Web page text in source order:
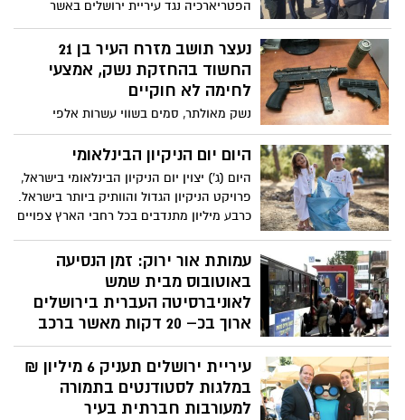
הפטריארכיה נגד עיריית ירושלים באשר
לעסקת מכירת קרקעות הכנסייה בעיר וקבע:
יש לאפשר לעירייה להמשיך בבדיקת העסקה.
ברקת "לא נאפשר שתושבי העיר ייפגעו בשל
עסקאות הנדל"ן ואני שמח שבית המשפט
עמד לימיננו"
נעצר תושב מזרח העיר בן 21
החשוד בהחזקת נשק, אמצעי
לחימה לא חוקיים
נשק מאולתר, סמים בשווי עשרות אלפי
שקלים וכ – 12 אלף ₪ במזומן נתפסו בביתו
של חשוד בפעילות ממוקדת של משטרת
ישראל במזרח י-ם
היום יום הניקיון הבינלאומי
היום (ג') יצוין יום הניקיון הבינלאומי בישראל,
פרויקט הניקיון הגדול והוותיק ביותר בישראל.
כרבע מיליון מתנדבים בכל רחבי הארץ צפויים
טונות של אשפה ופסולת מזיקה
עמותת אור ירוק: זמן הנסיעה
באוטובוס מבית שמש
לאוניברסיטה העברית בירושלים
ארוך בכ– 20 דקות מאשר ברכב
פרטי
בדיקה של עמותת אור ירוק מראה כי
הסטודנטים שיגיעו בתחבורה הציבורית אל
המוסד האקדמי בו הם לומדים יאלצו לקצץ
עיריית ירושלים תעניק 6 מיליון ₪
במלגות לסטודנטים בתמורה
למעורבות חברתית בעיר